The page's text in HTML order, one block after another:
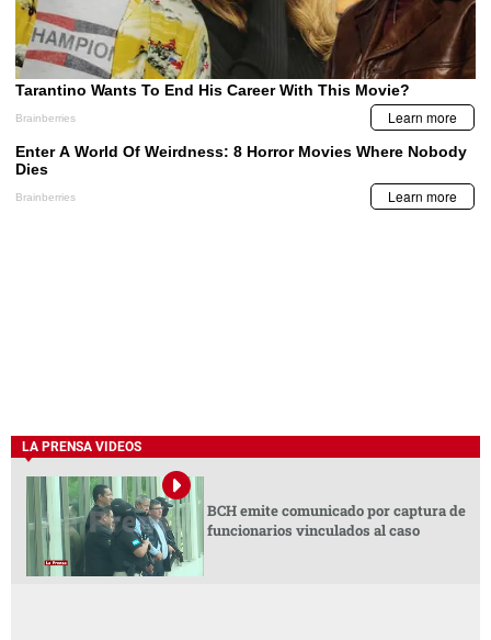
LA PRENSA VIDEOS
BCH emite comunicado por captura de
funcionarios vinculados al caso